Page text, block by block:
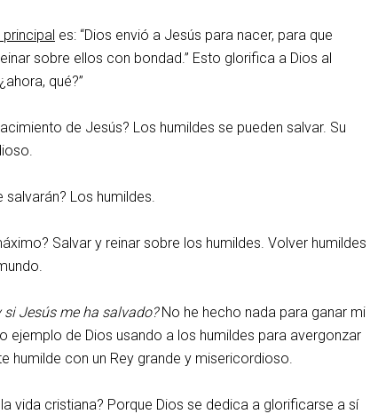
es: “Dios envió a Jesús para nacer, para que
sobre ellos con bondad.” Esto glorifica a Dios al
qué?”
de Jesús? Los humildes se pueden salvar. Su
Los humildes.
Salvar y reinar sobre los humildes. Volver humildes
Jesús me ha salvado?No he hecho nada para ganar mi
ejemplo de Dios usando a los humildes para avergonzar
humilde con un Rey grande y misericordioso.
vida cristiana? Porque Dios se dedica a glorificarse a sí